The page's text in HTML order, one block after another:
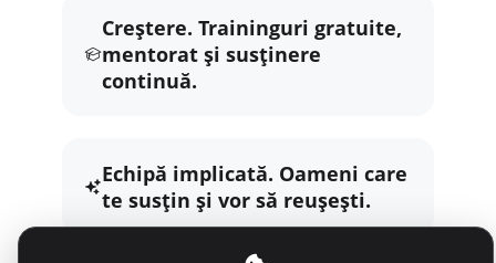
Creștere. Traininguri gratuite,
mentorat și susținere
continuă.
Echipă implicată. Oameni care
te susțin și vor să reușești.